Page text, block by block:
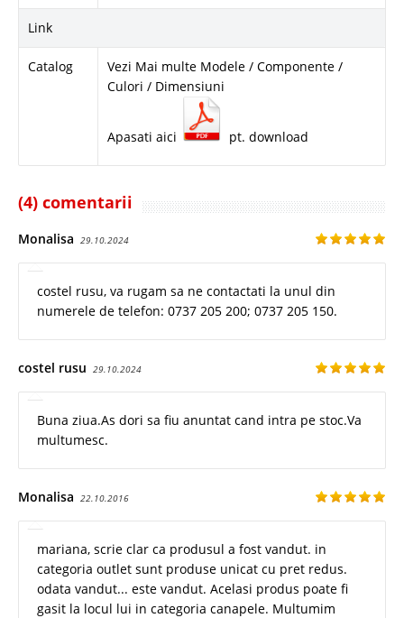
Link
Catalog
Vezi Mai multe Modele / Componente /
Culori / Dimensiuni
Apasati aici pt. download
(4) comentarii
Monalisa 29.10.2024
costel rusu, va rugam sa ne contactati la unul din
numerele de telefon: 0737 205 200; 0737 205 150.
costel rusu 29.10.2024
Buna ziua.As dori sa fiu anuntat cand intra pe stoc.Va
multumesc.
Monalisa 22.10.2016
mariana, scrie clar ca produsul a fost vandut. in
categoria outlet sunt produse unicat cu pret redus.
odata vandut... este vandut. Acelasi produs poate fi
gasit la locul lui in categoria canapele. Multumim